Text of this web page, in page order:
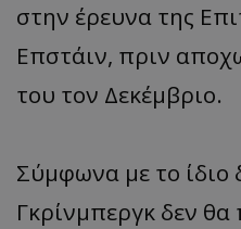
στην έρευνα της
Επστάιν, πριν
του τον Δεκέμβριο.
Σύμφωνα με το ίδιο
Γκρίνμπεργκ δεν